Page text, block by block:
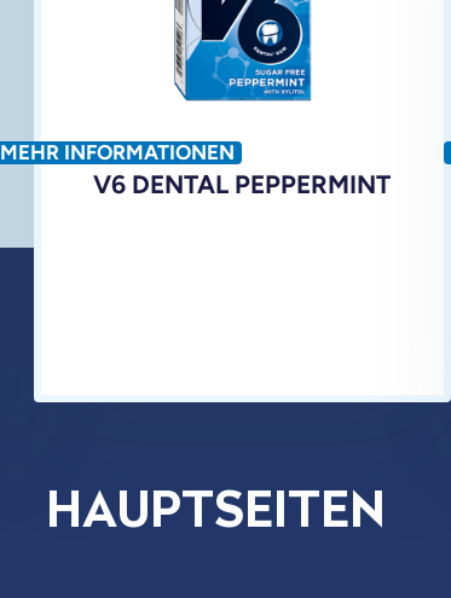
V6 DENTAL PEPPERMINT
MEHR INFORMATIONEN
HAUPTSEITEN